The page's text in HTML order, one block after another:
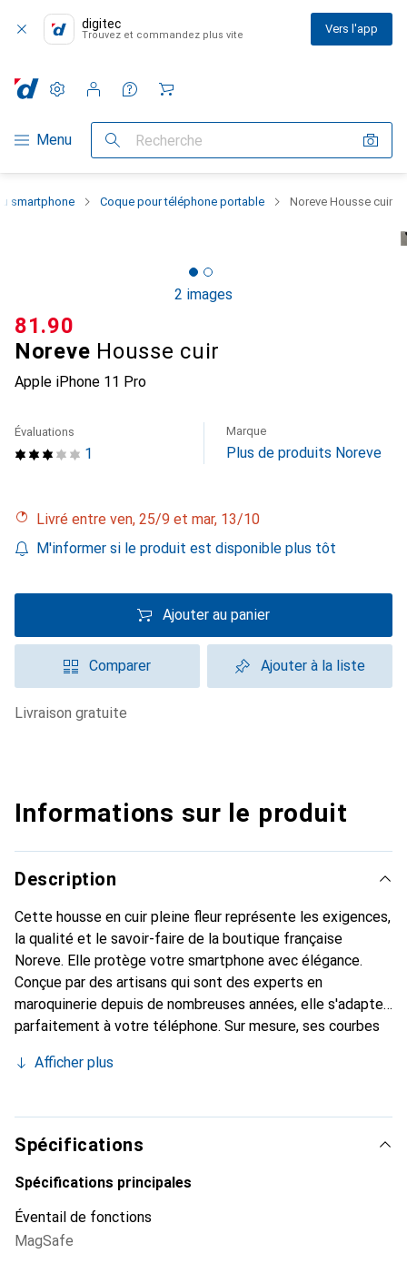
digitec
Trouvez et commandez plus vite Vers l'app
Navigation par catégorie
Menu Recherche
Paramètres
Compte client
Listes de comparaison
Listes d'envies
Panier
smartphone Coque pour téléphone portable Noreve Housse cuir
2 images
Noreve Housse cuir
Apple iPhone 11 Pro
CHF
81.90
1
Évaluations Marque
Plus de produits Noreve
Livré entre ven, 25/9 et mar, 13/10
M'informer si le produit est disponible plus tôt
Ajouter au panier
Comparer Ajouter à la liste
livraison gratuite
Informations sur le produit
Description
Cette housse en cuir pleine fleur représente les exigences,
la qualité et le savoir-faire de la boutique française
Noreve. Elle protège votre smartphone avec élégance.
Conçue par des artisans qui sont des experts en
maroquinerie depuis de nombreuses années, elle s'adapte
parfaitement à votre téléphone. Sur mesure, ses courbes
devient l'accessoire chic et indispensable pour votre
produits de haute qualité, la marque Noreve est un choix
sûr pour une clientèle exigeante.
Afficher plus
Spécifications
Spécifications principales
Éventail de fonctions
MagSafe